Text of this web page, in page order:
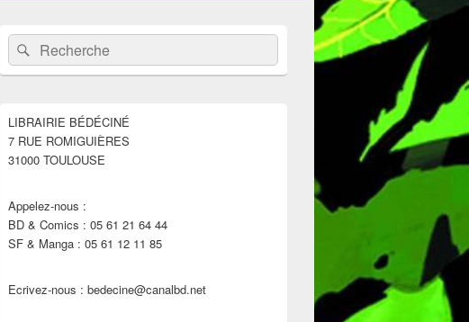
Zone
principale
de
widget
barre
latérale
Recherche :Rechercher
LIBRAIRIE BÉDÉCINÉ
7 RUE ROMIGUIÈRES
31000 TOULOUSE
Appelez-nous :
BD & Comics : 05 61 21 64 44
SF & Manga : 05 61 12 11 85
Ecrivez-nous : bedecine@canalbd.net